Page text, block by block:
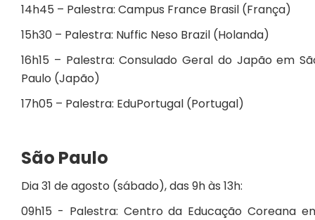
14h45 – Palestra: Campus France Brasil (França)
15h30 – Palestra: Nuffic Neso Brazil (Holanda)
16h15 – Palestra: Consulado Geral do Japão em
Paulo (Japão)
17h05 – Palestra: EduPortugal (Portugal)
São Paulo
Dia 31 de agosto (sábado), das 9h às 13h:
09h15 - Palestra: Centro da Educação Coreana